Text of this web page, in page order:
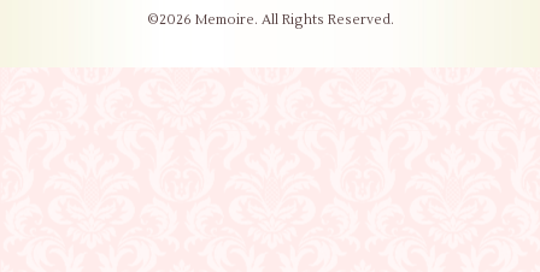
©2026 Memoire. All Rights Reserved.